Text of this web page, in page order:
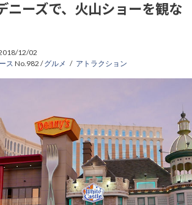
ニーズで、火山ショーを観な
12/02
ス No.982 /グルメ アトラクション